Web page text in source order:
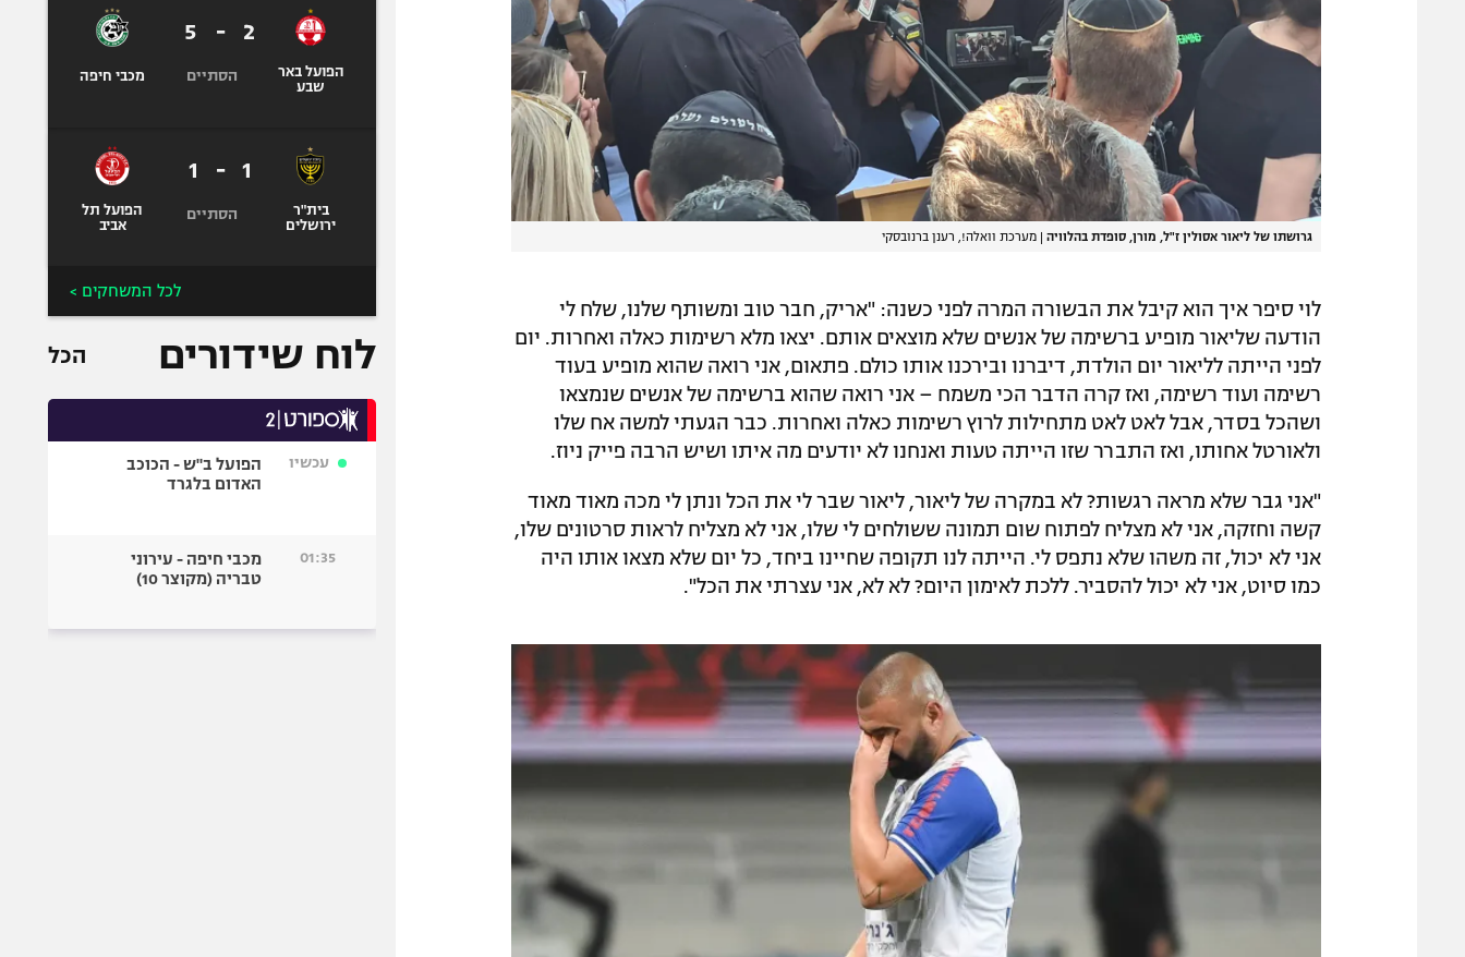
גרושתו של ליאור אסולין ז"ל, מורן, סופדת בהלוויה | מערכת וואלה!, רענן ברנובסקי
לוי סיפר איך הוא קיבל את הבשורה המרה לפני כשנה: "אריק, חבר טוב ומשותף שלנו, שלח לי
הודעה שליאור מופיע ברשימה של אנשים שלא מוצאים אותם. יצאו מלא רשימות כאלה ואחרות. יום
לפני הייתה לליאור יום הולדת, דיברנו ובירכנו אותו כולם. פתאום, אני רואה שהוא מופיע בעוד
רשימה ועוד רשימה, ואז קרה הדבר הכי משמח – אני רואה שהוא ברשימה של אנשים שנמצאו
ושהכל בסדר, אבל לאט לאט מתחילות לרוץ רשימות כאלה ואחרות. כבר הגעתי למשה אח שלו
ולאורטל אחותו, ואז התברר שזו הייתה טעות ואנחנו לא יודעים מה איתו ושיש הרבה פייק ניוז.
"אני גבר שלא מראה רגשות? לא במקרה של ליאור, ליאור שבר לי את הכל ונתן לי מכה מאוד מאוד
קשה וחזקה, אני לא מצליח לפתוח שום תמונה ששולחים לי שלו, אני לא מצליח לראות סרטונים שלו,
אני לא יכול, זה משהו שלא נתפס לי. הייתה לנו תקופה שחיינו ביחד, כל יום שלא מצאו אותו היה
כמו סיוט, אני לא יכול להסביר. ללכת לאימון היום? לא לא, אני עצרתי את הכל".
הפועל באר
שבע
2
-
5
הסתיים מכבי חיפה
בית"ר
ירושלים
1
-
1
הסתיים
הפועל תל
אביב
לכל המשחקים >
לוח שידורים הכל
עכשיו
הפועל ב"ש - הכוכב
האדום בלגרד
01:35
מכבי חיפה - עירוני
טבריה (מקוצר 10)